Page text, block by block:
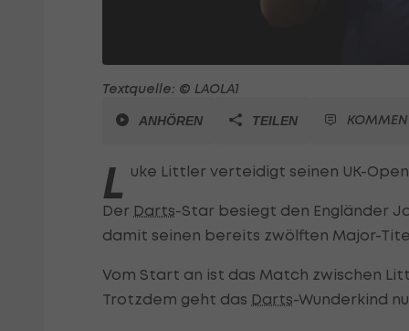
Textquelle: © LAOLA1
ANHÖREN TEILEN
L uke Littler verteidigt seinen UK-
Der Darts-Star besiegt den Engländer
damit seinen bereits zwölften Major-
Vom Start an ist das Match zwischen
Trotzdem geht das Darts-Wunderkind